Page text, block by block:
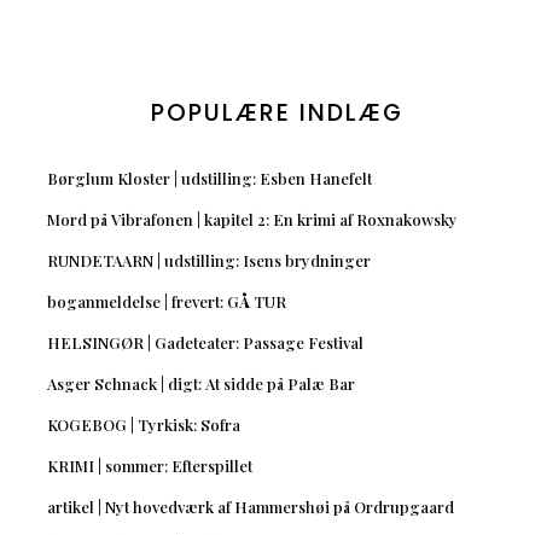
POPULÆRE INDLÆG
Børglum Kloster | udstilling: Esben Hanefelt
Mord på Vibrafonen | kapitel 2: En krimi af Roxnakowsky
RUNDETAARN | udstilling: Isens brydninger
boganmeldelse | frevert: GÅ TUR
HELSINGØR | Gadeteater: Passage Festival
Asger Schnack | digt: At sidde på Palæ Bar
KOGEBOG | Tyrkisk: Sofra
KRIMI | sommer: Efterspillet
artikel | Nyt hovedværk af Hammershøi på Ordrupgaard